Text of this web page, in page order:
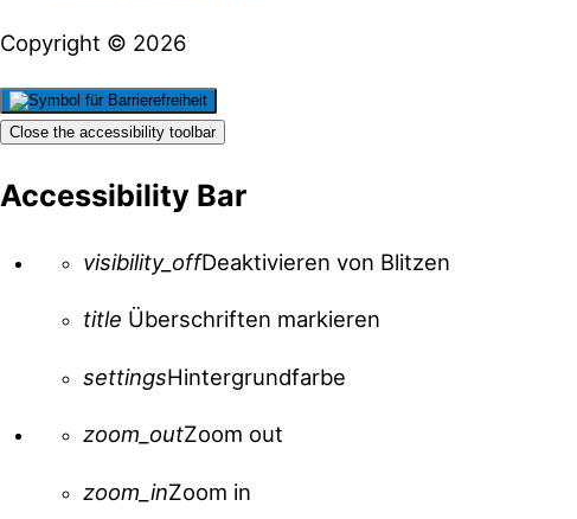
Copyright © 2026
Close the accessibility toolbar
Accessibility Bar
visibility_offDeaktivieren von Blitzen
title Überschriften markieren
settingsHintergrundfarbe
zoom_outZoom out
zoom_inZoom in